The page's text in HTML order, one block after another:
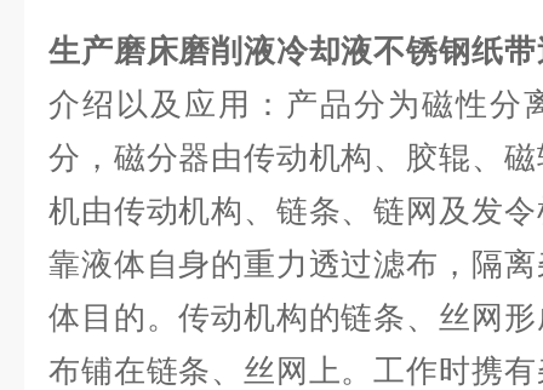
生产磨床磨削液冷却液不锈钢纸
介绍以及应用：产品分为磁性分
分，磁分器由传动机构、胶辊、
机由传动机构、链条、链网及发
靠液体自身的重力透过滤布，隔
体目的。传动机构的链条、丝网
布铺在链条、丝网上。工作时携